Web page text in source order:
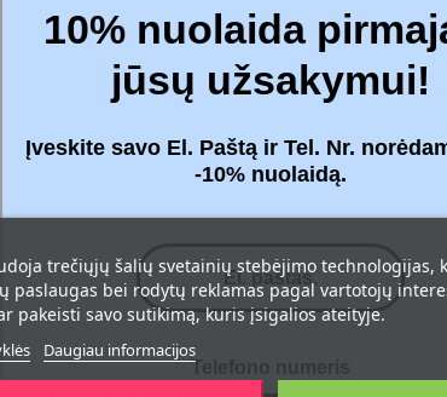
Filtrai - 2 vnt.
Su mokesčiais
Filtrai : Standartinis
trečiųjų šalių svetainių stebėjimo technologijas,
paslaugas bei rodytų reklamas pagal vartotojų
pakeisti savo sutikimą, kuris įsigalios ateityje.
Daugiau informacijos
10% nuolaida
jūsų užsakymui!
Įveskite savo El. Paštą ir Tel. Nr.
-10% nuolaidą.
Telefono numeris